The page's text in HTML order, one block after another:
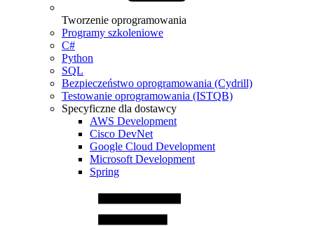
Tworzenie oprogramowania
Programy szkoleniowe
C#
Python
SQL
Bezpieczeństwo oprogramowania (Cydrill)
Testowanie oprogramowania (ISTQB)
Specyficzne dla dostawcy
AWS Development
Cisco DevNet
Google Cloud Development
Microsoft Development
Spring